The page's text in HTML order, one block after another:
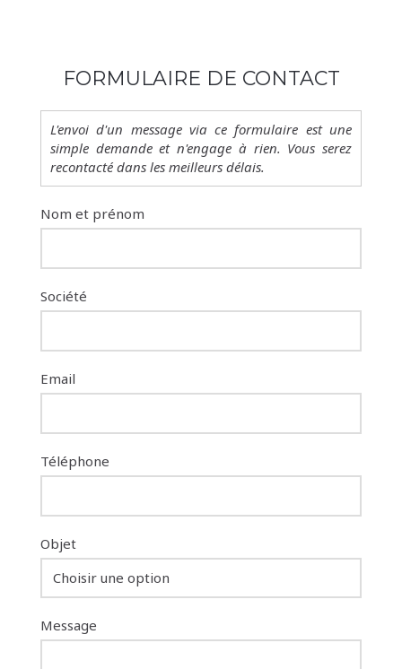
FORMULAIRE DE CONTACT
L'envoi d'un message via ce formulaire est une
simple demande et n'engage à rien. Vous serez
recontacté dans les meilleurs délais.
Nom et prénom
Société
Email
Téléphone
Objet
Choisir une option
Message